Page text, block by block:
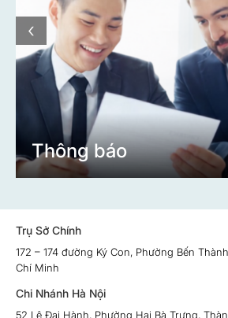
Thông báo
‹
Trụ Sở Chính
172 – 174 đường Ký Con, Phường Bến
Chí Minh
Chi Nhánh Hà Nội
52 Lê Đại Hành, Phường Hai Bà Trưng,